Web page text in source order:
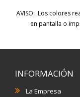
AVISO: Los colores
en pantalla o
INFORMACIÓN
La Empresa